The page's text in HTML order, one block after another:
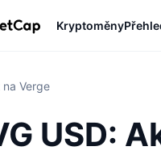
Kryptoměny
Verge
USD: